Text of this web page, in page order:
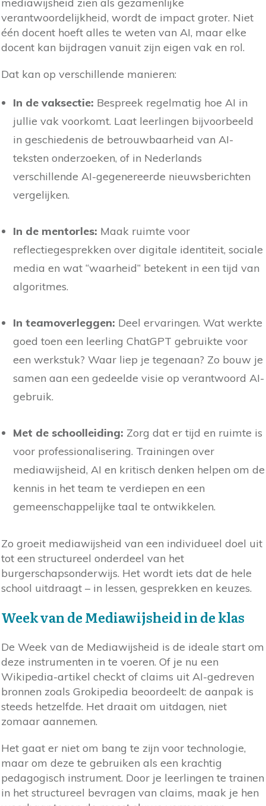
mediawijsheid zien als gezamenlijke
verantwoordelijkheid, wordt de impact groter. Niet
één docent hoeft alles te weten van AI, maar elke
docent kan bijdragen vanuit zijn eigen vak en rol.
Dat kan op verschillende manieren:
In de vaksectie: Bespreek regelmatig hoe AI in
jullie vak voorkomt. Laat leerlingen bijvoorbeeld
in geschiedenis de betrouwbaarheid van AI-
teksten onderzoeken, of in Nederlands
verschillende AI-gegenereerde nieuwsberichten
vergelijken.
In de mentorles: Maak ruimte voor
reflectiegesprekken over digitale identiteit, sociale
media en wat “waarheid” betekent in een tijd van
algoritmes.
In teamoverleggen: Deel ervaringen. Wat werkte
goed toen een leerling ChatGPT gebruikte voor
een werkstuk? Waar liep je tegenaan? Zo bouw je
samen aan een gedeelde visie op verantwoord AI-
gebruik.
Met de schoolleiding: Zorg dat er tijd en ruimte is
voor professionalisering. Trainingen over
mediawijsheid, AI en kritisch denken helpen om de
kennis in het team te verdiepen en een
gemeenschappelijke taal te ontwikkelen.
Zo groeit mediawijsheid van een individueel doel uit
tot een structureel onderdeel van het
burgerschapsonderwijs. Het wordt iets dat de hele
school uitdraagt – in lessen, gesprekken en keuzes.
Week van de Mediawijsheid in de klas
De Week van de Mediawijsheid is de ideale start om
deze instrumenten in te voeren. Of je nu een
Wikipedia-artikel checkt of claims uit AI-gedreven
bronnen zoals Grokipedia beoordeelt: de aanpak is
steeds hetzelfde. Het draait om uitdagen, niet
zomaar aannemen.
Het gaat er niet om bang te zijn voor technologie,
maar om deze te gebruiken als een krachtig
pedagogisch instrument. Door je leerlingen te trainen
in het structureel bevragen van claims, maak je hen